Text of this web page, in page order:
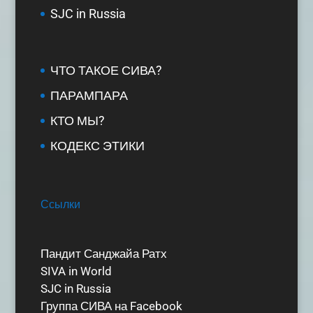
SJC in Russia
ЧТО ТАКОЕ СИВА?
ПАРАМПАРА
КТО МЫ?
КОДЕКС ЭТИКИ
Ссылки
Пандит Санджайа Ратх
SIVA in World
SJC in Russia
Группа СИВА на Facebook